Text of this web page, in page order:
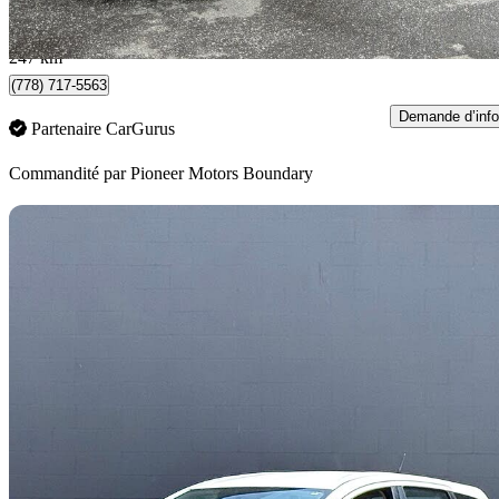
191 $/mois env.
Burnaby, BC
247 km
(778) 717-5563
Partenaire CarGurus
Demande d’info
Commandité parPioneer Motors Boundary